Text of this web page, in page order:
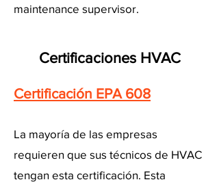
maintenance supervisor.
Certificaciones HVAC
Certificación EPA 608
La mayoría de las empresas
requieren que sus técnicos de HVAC
tengan esta certificación. Esta